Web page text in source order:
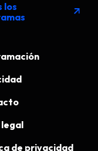
los
arrow_outward
legal
de privacidad